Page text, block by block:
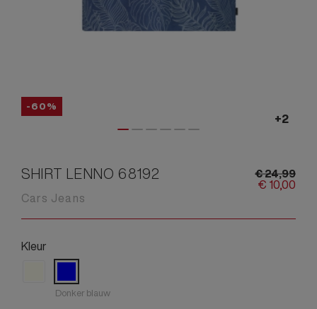
-60%
SHIRT LENNO 68192
Cars Jeans
€24,99
€ 10,00
Kleur
Donker blauw